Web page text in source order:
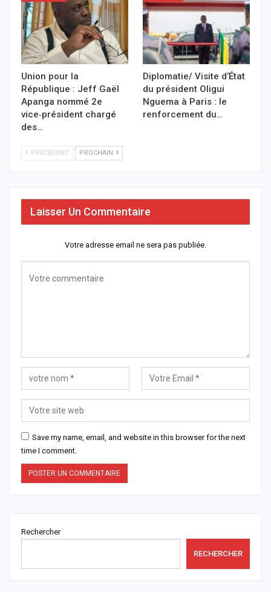
Union pour la
République : Jeff Gaël
Apanga nommé 2e
vice‑président chargé
des…
Diplomatie/ Visite d’État
du président Oligui
Nguema à Paris : le
renforcement du…
PRÉCÉDENT PROCHAIN
Laisser Un Commentaire
Votre adresse email ne sera pas publiée.
Save my name, email, and website in this browser for the next
time I comment.
Rechercher
RECHERCHER